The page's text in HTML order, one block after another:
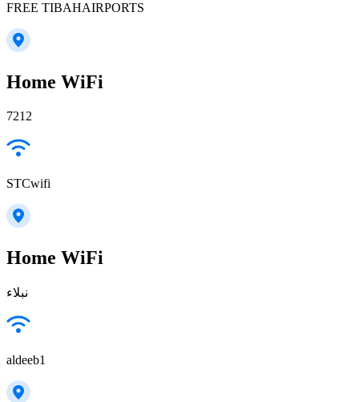
FREE TIBAHAIRPORTS
Home WiFi
7212
STCwifi
Home WiFi
نبلاء
aldeeb1